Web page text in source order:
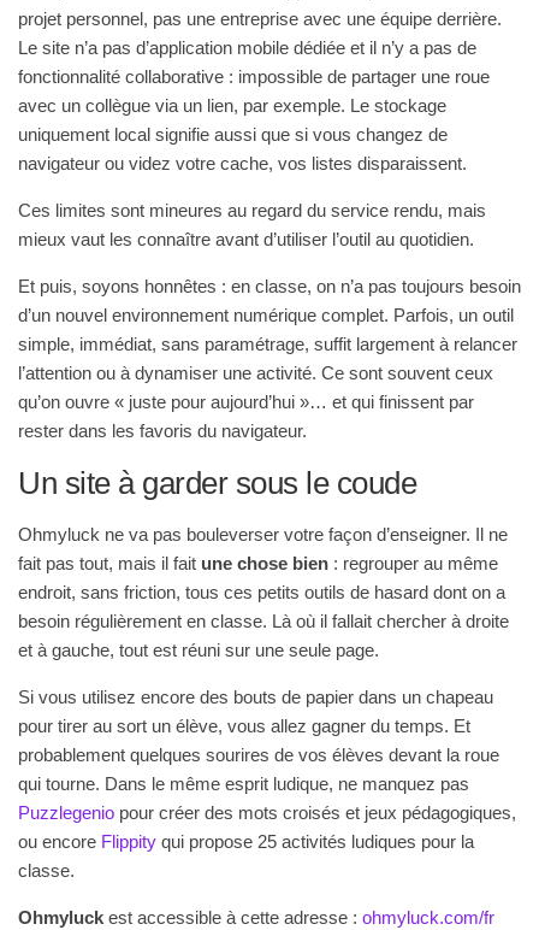
projet personnel, pas une entreprise avec une équipe derrière.
Le site n’a pas d’application mobile dédiée et il n’y a pas de
fonctionnalité collaborative : impossible de partager une roue
avec un collègue via un lien, par exemple. Le stockage
uniquement local signifie aussi que si vous changez de
navigateur ou videz votre cache, vos listes disparaissent.
Ces limites sont mineures au regard du service rendu, mais
mieux vaut les connaître avant d’utiliser l’outil au quotidien.
Et puis, soyons honnêtes : en classe, on n’a pas toujours besoin
d’un nouvel environnement numérique complet. Parfois, un outil
simple, immédiat, sans paramétrage, suffit largement à relancer
l’attention ou à dynamiser une activité. Ce sont souvent ceux
qu’on ouvre « juste pour aujourd’hui »… et qui finissent par
rester dans les favoris du navigateur.
Un site à garder sous le coude
Ohmyluck ne va pas bouleverser votre façon d’enseigner. Il ne
fait pas tout, mais il fait une chose bien : regrouper au même
endroit, sans friction, tous ces petits outils de hasard dont on a
besoin régulièrement en classe. Là où il fallait chercher à droite
et à gauche, tout est réuni sur une seule page.
Si vous utilisez encore des bouts de papier dans un chapeau
pour tirer au sort un élève, vous allez gagner du temps. Et
probablement quelques sourires de vos élèves devant la roue
qui tourne. Dans le même esprit ludique, ne manquez pas
Puzzlegenio pour créer des mots croisés et jeux pédagogiques,
ou encore Flippity qui propose 25 activités ludiques pour la
classe.
Ohmyluck est accessible à cette adresse : ohmyluck.com/fr